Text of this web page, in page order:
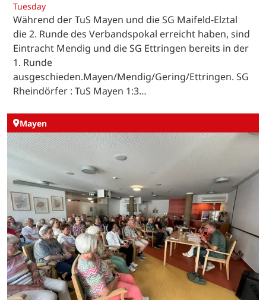
Tuesday
Während der TuS Mayen und die SG Maifeld-Elztal
die 2. Runde des Verbandspokal erreicht haben, sind
Eintracht Mendig und die SG Ettringen bereits in der
1. Runde
ausgeschieden.Mayen/Mendig/Gering/Ettringen. SG
Rheindörfer : TuS Mayen 1:3…
Mayen